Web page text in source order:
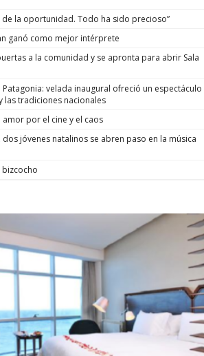
de la oportunidad. Todo ha sido precioso”
ganó como mejor intérprete
a la comunidad y se apronta para abrir Sala
Patagonia: velada inaugural ofreció un espectáculo
las tradiciones nacionales
amor por el cine y el caos
jóvenes natalinos se abren paso en la música
bizcocho